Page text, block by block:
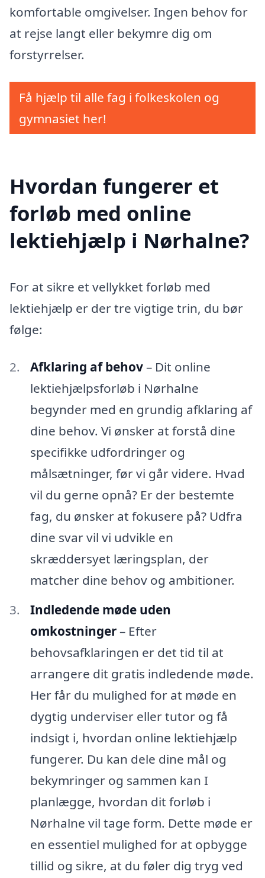
komfortable omgivelser. Ingen behov for
at rejse langt eller bekymre dig om
forstyrrelser.
Få hjælp til alle fag i folkeskolen og
gymnasiet her!
Hvordan fungerer et
forløb med online
lektiehjælp i Nørhalne?
For at sikre et vellykket forløb med
lektiehjælp er der tre vigtige trin, du bør
følge:
Afklaring af behov– Dit online
lektiehjælpsforløb i Nørhalne
begynder med en grundig afklaring af
dine behov. Vi ønsker at forstå dine
specifikke udfordringer og
målsætninger, før vi går videre. Hvad
vil du gerne opnå? Er der bestemte
fag, du ønsker at fokusere på? Udfra
dine svar vil vi udvikle en
skræddersyet læringsplan, der
matcher dine behov og ambitioner.
Indledende møde uden
omkostninger– Efter
behovsafklaringen er det tid til at
arrangere dit gratis indledende møde.
Her får du mulighed for at møde en
dygtig underviser eller tutor og få
indsigt i, hvordan online lektiehjælp
fungerer. Du kan dele dine mål og
bekymringer og sammen kan I
planlægge, hvordan dit forløb i
Nørhalne vil tage form. Dette møde er
en essentiel mulighed for at opbygge
tillid og sikre, at du føler dig tryg ved